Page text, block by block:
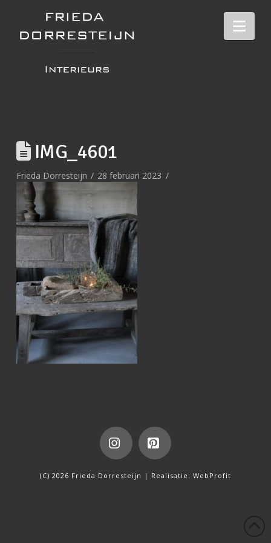
IMG_4601
Frieda Dorresteijn 28 februari 2023
InstagramPinterest
(C) 2026 Frieda Dorresteijn | Realisatie: WebProfit